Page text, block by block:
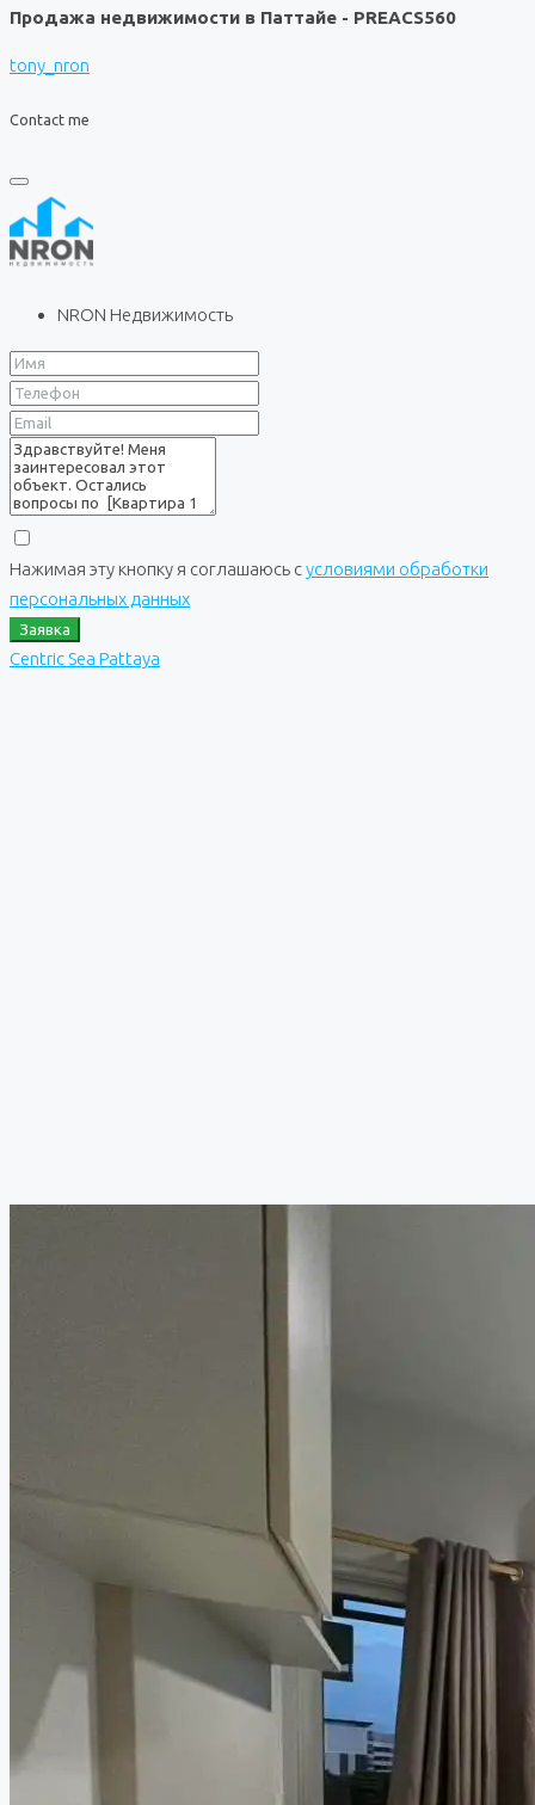
Продажа недвижимости в Паттайе - PREACS560
tony_nron
Contact me
NRON Недвижимость
Нажимая эту кнопку я соглашаюсь сусловиями обработки
персональных данных
Заявка
Centric Sea Pattaya